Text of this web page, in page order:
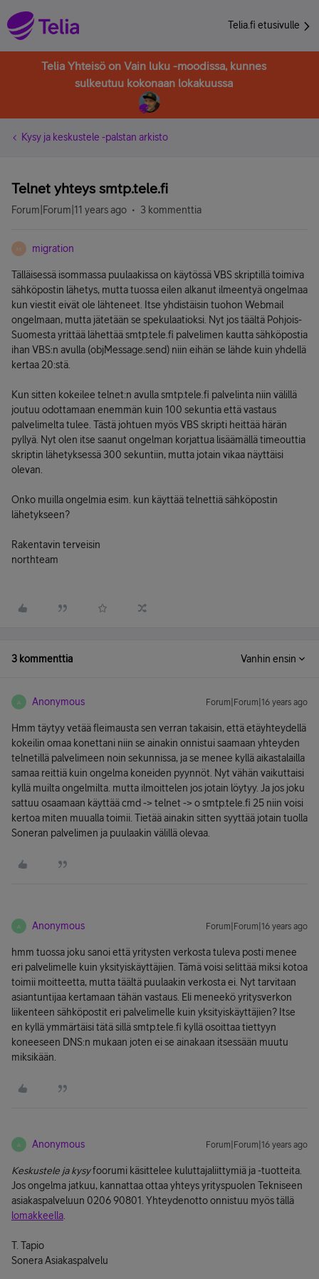
Telia.fi etusivulle
Telia Yhteisö on Vain luku -moodissa, kunnes
sulkeutuu kokonaan lokakuussa
Kysy ja keskustele -palstan arkisto
Telnet yhteys smtp.tele.fi
Forum|Forum|11 years ago 3 kommenttia
M migration
Tälläisessä isommassa puulaakissa on käytössä VBS skriptillä toimiva
sähköpostin lähetys, mutta tuossa eilen alkanut ilmeentyä ongelmaa
kun viestit eivät ole lähteneet. Itse yhdistäisin tuohon Webmail
ongelmaan, mutta jätetään se spekulaatioksi. Nyt jos täältä Pohjois-
Suomesta yrittää lähettää smtp.tele.fi palvelimen kautta sähköpostia
ihan VBS:n avulla (objMessage.send) niin eihän se lähde kuin yhdellä
kertaa 20:stä.
Kun sitten kokeilee telnet:n avulla smtp.tele.fi palvelinta niin välillä
joutuu odottamaan enemmän kuin 100 sekuntia että vastaus
palvelimelta tulee. Tästä johtuen myös VBS skripti heittää härän
pyllyä. Nyt olen itse saanut ongelman korjattua lisäämällä timeouttia
skriptin lähetyksessä 300 sekuntiin, mutta jotain vikaa näyttäisi
olevan.
Onko muilla ongelmia esim. kun käyttää telnettiä sähköpostin
lähetykseen?
Rakentavin terveisin
northteam
3 kommenttia Vanhin ensin
A Anonymous Forum|Forum|16 years ago
Hmm täytyy vetää fleimausta sen verran takaisin, että etäyhteydellä
kokeilin omaa konettani niin se ainakin onnistui saamaan yhteyden
telnetillä palvelimeen noin sekunnissa, ja se menee kyllä aikastalailla
samaa reittiä kuin ongelma koneiden pyynnöt. Nyt vähän vaikuttaisi
kyllä muilta ongelmilta. mutta ilmoittelen jos jotain löytyy. Ja jos joku
sattuu osaamaan käyttää cmd -> telnet -> o smtp.tele.fi 25 niin voisi
kertoa miten muualla toimii. Tietää ainakin sitten syyttää jotain tuolla
Soneran palvelimen ja puulaakin välillä olevaa.
A Anonymous Forum|Forum|16 years ago
hmm tuossa joku sanoi että yritysten verkosta tuleva posti menee
eri palvelimelle kuin yksityiskäyttäjien. Tämä voisi selittää miksi kotoa
toimii moitteetta, mutta täältä puulaakin verkosta ei. Nyt tarvitaan
asiantuntijaa kertamaan tähän vastaus. Eli meneekö yritysverkon
liikenteen sähköpostit eri palvelimelle kuin yksityiskäyttäjien? Itse
en kyllä ymmärtäisi tätä sillä smtp.tele.fi kyllä osoittaa tiettyyn
koneeseen DNS:n mukaan joten ei se ainakaan itsessään muutu
miksikään.
A Anonymous Forum|Forum|16 years ago
Keskustele ja kysyfoorumi käsittelee kuluttajaliittymiä ja -tuotteita.
Jos ongelma jatkuu, kannattaa ottaa yhteys yrityspuolen Tekniseen
asiakaspalveluun 0206 90801. Yhteydenotto onnistuu myös tällä
lomakkeella
T. Tapio
Sonera Asiakaspalvelu